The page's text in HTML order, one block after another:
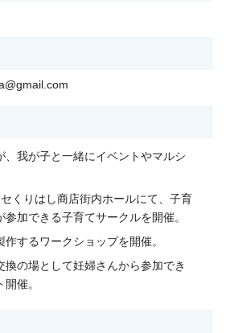
、我が子と一緒にイベントやマルシ
くりはし商店街内ホールにて、子育
加できる子育てサークルを開催。
するワークショップを開催。
換の場として妊婦さんから参加でき
催。